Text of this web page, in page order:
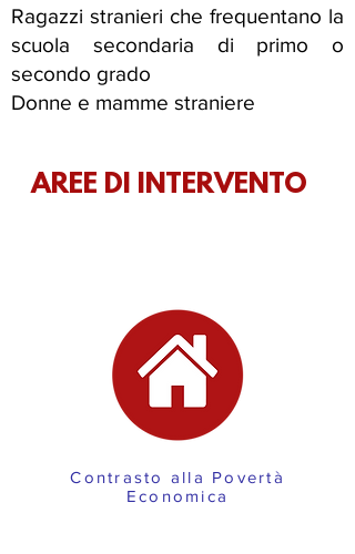
Ragazzi stranieri che frequentano la
scuola secondaria di primo o
secondo grado
Donne e mamme straniere
AREE DI INTERVENTO
Contrasto alla Povertà
Economica